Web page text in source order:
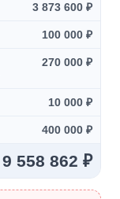
3 873 600 ₽
100 000 ₽
270 000 ₽
10 000 ₽
400 000 ₽
9 558 862 ₽